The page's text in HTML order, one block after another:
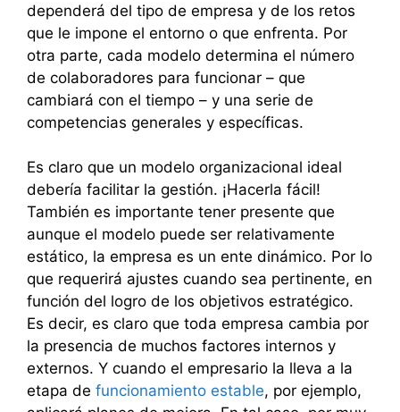
dependerá del tipo de empresa y de los retos
que le impone el entorno o que enfrenta. Por
otra parte, cada modelo determina el número
de colaboradores para funcionar – que
cambiará con el tiempo – y una serie de
competencias generales y específicas.
Es claro que un modelo organizacional ideal
debería facilitar la gestión. ¡Hacerla fácil!
También es importante tener presente que
aunque el modelo puede ser relativamente
estático, la empresa es un ente dinámico. Por lo
que requerirá ajustes cuando sea pertinente, en
función del logro de los objetivos estratégico.
Es decir, es claro que toda empresa cambia por
la presencia de muchos factores internos y
externos. Y cuando el empresario la lleva a la
etapa de funcionamiento estable, por ejemplo,